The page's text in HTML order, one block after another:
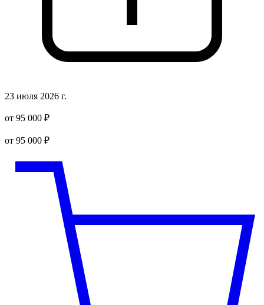
23 июля 2026 г.
от 95 000 ₽
от 95 000 ₽